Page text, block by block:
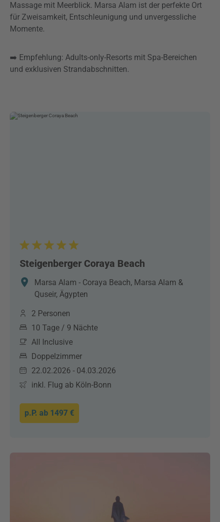
Massage mit Meerblick. Marsa Alam ist der perfekte Ort
für Zweisamkeit, Entschleunigung und unvergessliche
Momente.
➡️ Empfehlung: Adults-only-Resorts mit Spa-Bereichen
und exklusiven Strandabschnitten.
Steigenberger Coraya Beach
Marsa Alam - Coraya Beach, Marsa Alam &
Quseir, Ägypten
2 Personen
10 Tage / 9 Nächte
All Inclusive
Doppelzimmer
22.02.2026 - 04.03.2026
inkl. Flug ab Köln-Bonn
p.P. ab 1497 €